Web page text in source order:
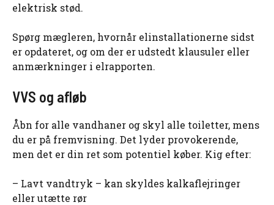
elektrisk stød.
Spørg mægleren, hvornår elinstallationerne sidst
er opdateret, og om der er udstedt klausuler eller
anmærkninger i elrapporten.
VVS og afløb
Åbn for alle vandhaner og skyl alle toiletter, mens
du er på fremvisning. Det lyder provokerende,
men det er din ret som potentiel køber. Kig efter:
– Lavt vandtryk – kan skyldes kalkaflejringer
eller utætte rør